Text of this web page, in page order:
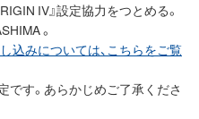
IV』設定協力をつとめる。
。
込みについては、こちらをご覧
す。あらかじめご了承くださ